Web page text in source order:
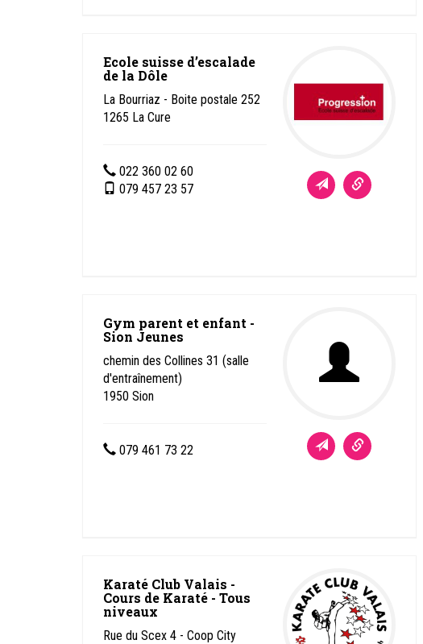
Ecole suisse d’escalade
de la Dôle
La Bourriaz - Boite postale 252
1265 La Cure
022 360 02 60
079 457 23 57
Gym parent et enfant -
Sion Jeunes
chemin des Collines 31 (salle
d'entraînement)
1950 Sion
079 461 73 22
Karaté Club Valais -
Cours de Karaté - Tous
niveaux
Rue du Scex 4 - Coop City